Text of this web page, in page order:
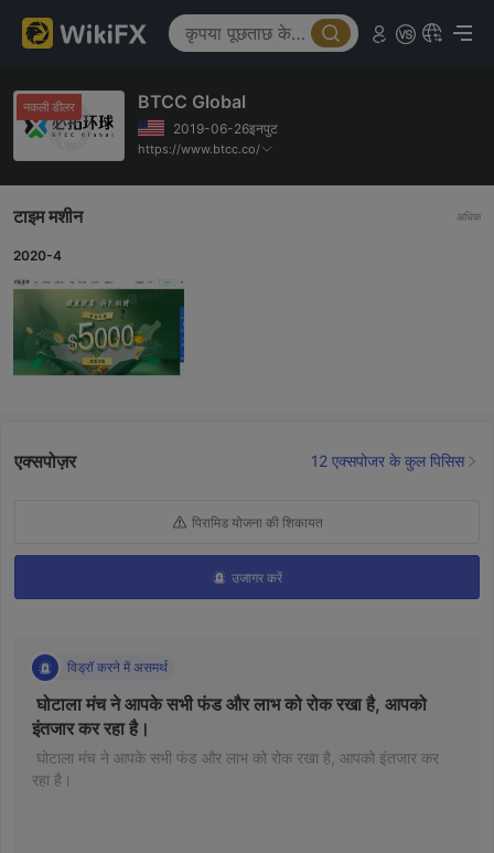
नकली डीलर BTCC Global
2019-06-26इनपुट
https://www.btcc.co/
टाइम मशीन अधिक
2020-4
एक्सपोज़र 12 एक्सपोजर के कुल पिसिस
पिरामिड योजना की शिकायत
उजागर करें
विड्रॉ करने में असमर्थ
घोटाला मंच ने आपके सभी फंड और लाभ को रोक रखा है, आपको
घोटाला मंच ने आपके सभी फंड और लाभ को रोक रखा है, आपको इंतजार कर